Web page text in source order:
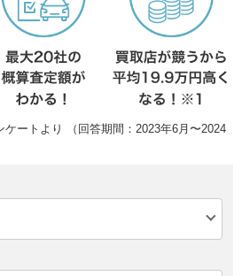
ートより （回答期間：2023年6月〜2024